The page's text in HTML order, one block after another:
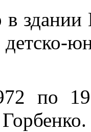
здании
по